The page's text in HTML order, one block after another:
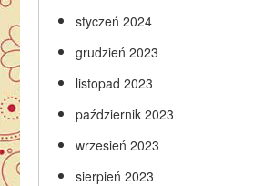
styczeń 2024
grudzień 2023
listopad 2023
październik 2023
wrzesień 2023
sierpień 2023